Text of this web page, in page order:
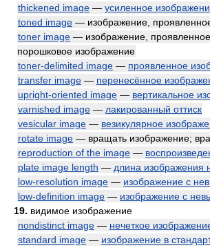
thickened image — усиленное
toned image — изображение,
toner image — изображение,
порошковое изображение
toner-delimited image — проявленное
transfer image — перенесённое
upright-oriented image — вертикальное
varnished image — лакированный оттиск
vesicular image — везикулярное
rotate image — вращать изображение;
reproduction of the image —
plate image length — длина изображения
low-resolution image — изображение с
low-definition image — изображение с
19. видимое изображение
nondistinct image — нечеткое
standard image — изображение в